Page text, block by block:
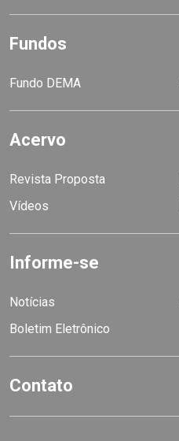
Fundos
Fundo DEMA
Acervo
Revista Proposta
Vídeos
Informe-se
Notícias
Boletim Eletrônico
Contato